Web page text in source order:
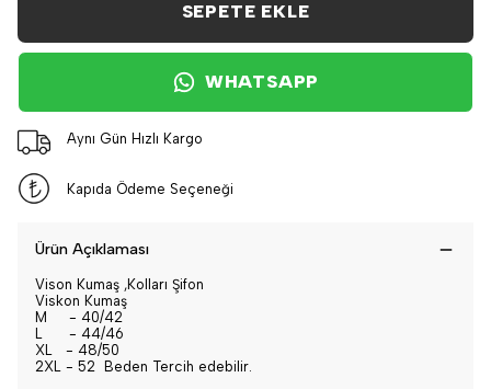
SEPETE EKLE
WHATSAPP
Aynı Gün Hızlı Kargo
Kapıda Ödeme Seçeneği
Ürün Açıklaması
Vison Kumaş ,Kolları Şifon
Viskon Kumaş
M - 40/42
L - 44/46
XL - 48/50
2XL - 52 Beden Tercih edebilir.